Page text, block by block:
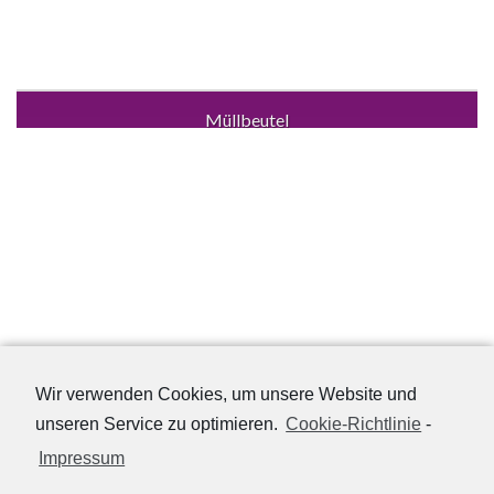
Wir verwenden Cookies, um unsere Website und
unseren Service zu optimieren. Cookie-Richtlinie -
Impressum
Müllbeutel